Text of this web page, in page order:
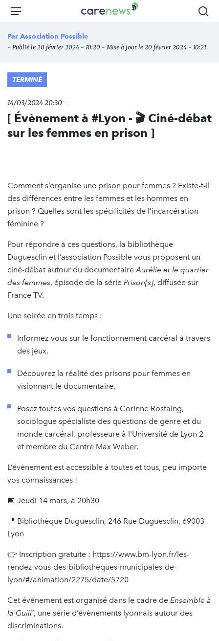
Aller
principal
Carenews,
média
des
Menu
Par Association Possible
- Publié le 20 février 2024 - 10:20 - Mise à jour le 20 février 2024 - 10:21
TERMINÉ
14/03/2024 20:30 -
[ Évènement à #Lyon - 🎬 Ciné-débat
sur les femmes en prison ]
Comment s’organise une prison pour femmes ? Existe-t-il
des différences entre les femmes et les hommes en
prison ? Quelles sont les spécificités de l’incarcération
féminine ?
Pour répondre à ces questions, la bibliothèque
Duguesclin et l’association Possible vous proposent un
ciné-débat autour du documentaireAurélie et le quartier
des femmes, épisode de la série Prison[s], diffusée sur
France TV.
Une soirée en trois temps :
Informez-vous sur le fonctionnement carcéral à travers
des jeux,
Découvrez la réalité des prisons pour femmes en
visionnant le documentaire,
Posez toutes vos questions à Corinne Rostaing,
sociologue spécialiste des questions de genre et du
monde carcéral, professeure à l'Université de Lyon 2
et membre du Centre Max Weber.
L’évènement est accessible à toutes et tous, peu importe
vos connaissances !
📅 Jeudi 14 mars, à 20h30
📍 Bibliothèque Duguesclin, 246 Rue Duguesclin, 69003
Lyon
👉 Inscription gratuite : https://www.bm-lyon.fr/les-
rendez-vous-des-bibliotheques-municipales-de-
lyon/#/animation/2275/date/5720
Cet évènement est organisé dans le cadre de Ensemble à
la Guill’, une série d’évènements lyonnais autour des
discriminations.